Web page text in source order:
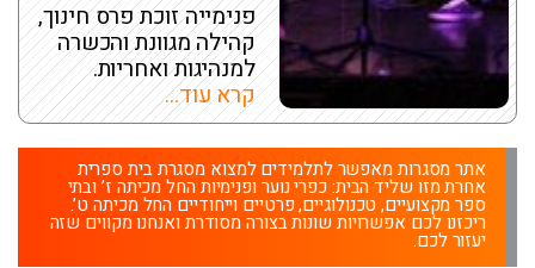
פנימייה זוכת פרס חינוך,
קהילה מגוונת והכשרה
למנהיגות ואחריות.
קרא עוד...
אתר מסגרות מאפשר לתלמידים למצוא מסגרת בית ספרית
אחרת מזו שליד הבית: כפרי נוער ופנימיות החל מכיתה ז’ ובתי
ספר מקצועיים, טכנולוגיים, פרטיים וייחודיים החל מכיתה ט’.
ריכזנו לכם אפשרויות שונות בצורה מסודרת ואנחנו מקווים שזה
יעזור לכם.